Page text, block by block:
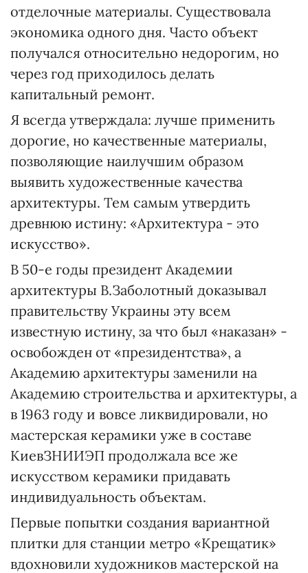
отделочные материалы. Существовала
экономика одного дня. Часто объект
получался относительно недорогим, но
через год приходилось делать
капитальный ремонт.
Я всегда утверждала: лучше применить
дорогие, но качественные материалы,
позволяющие наилучшим образом
выявить художественные качества
архитектуры. Тем самым утвердить
древнюю истину: «Архитектура - это
искусство».
В 50-е годы президент Академии
архитектуры В.Заболотный доказывал
правительству Украины эту всем
известную истину, за что был «наказан» -
освобожден от «президентства», а
Академию архитектуры заменили на
Академию строительства и архитектуры, а
в 1963 году и вовсе ликвидировали, но
мастерская керамики уже в составе
КиевЗНИИЭП продолжала все же
искусством керамики придавать
индивидуальность объектам.
Первые попытки создания вариантной
плитки для станции метро «Крещатик»
вдохновили художников мастерской на